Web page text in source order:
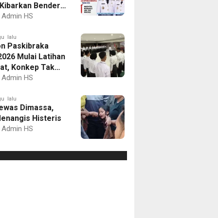
Bendera
dan Gelar
Admin HS
lalu
Paskibraka
Mulai Latihan
Konkep Tak
Admin HS
lalu
Dimassa,
Histeris
Admin HS